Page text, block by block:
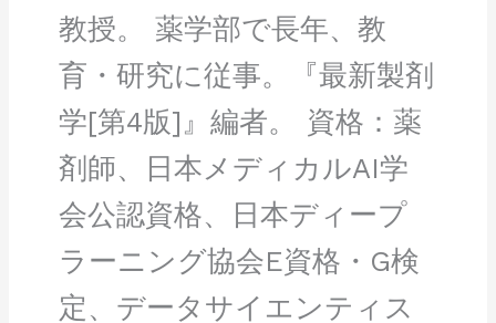
教授。 薬学部で長年、教
育・研究に従事。『最新製剤
学[第4版]』編者。 資格：薬
剤師、日本メディカルAI学
会公認資格、日本ディープ
ラーニング協会E資格・G検
定、データサイエンティス